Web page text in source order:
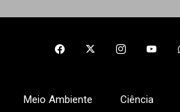
Meio Ambiente Ciência